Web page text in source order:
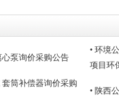
泵询价采购公告
• 环境
项目环
筒补偿器询价采购
• 陕西